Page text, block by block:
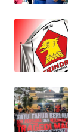
JAKARTA
NEWS
KRT
NEWS
KARING
NEWS